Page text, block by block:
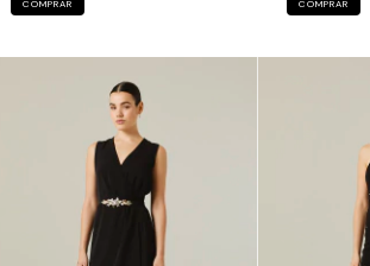
COMPRAR COMPRAR